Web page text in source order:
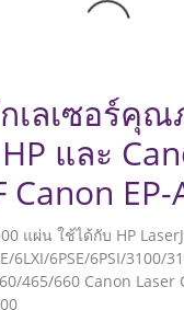
เลเซอร์คุณ
และ
Canon EP-
แผ่น ใช้ได้กับ HP
6LXI/6PSE/6PSI/3100/
465/660 Canon Laser